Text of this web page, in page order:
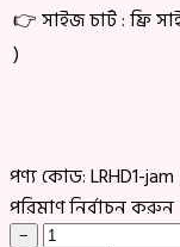
👉 সাইজ চার্ট : ফ্রি
)
পণ্য কোড:LRHD1-jam
পরিমাণ নির্বাচন করুন
−